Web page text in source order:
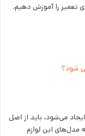
تعمیر را آموزش دهیم.
شود؟
می‌شود، باید از اصل
مدل‌های این لوازم